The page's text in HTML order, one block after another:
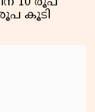
കൂടി